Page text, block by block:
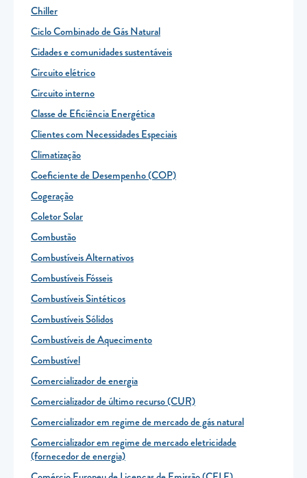
Chiller
Ciclo Combinado de Gás Natural
Cidades e comunidades sustentáveis
Circuito elétrico
Circuito interno
Classe de Eficiência Energética
Clientes com Necessidades Especiais
Climatização
Coeficiente de Desempenho (COP)
Cogeração
Coletor Solar
Combustão
Combustíveis Alternativos
Combustíveis Fósseis
Combustíveis Sintéticos
Combustíveis Sólidos
Combustíveis de Aquecimento
Combustível
Comercializador de energia
Comercializador de último recurso (CUR)
Comercializador em regime de mercado de gás natural
Comercializador em regime de mercado eletricidade
(fornecedor de energia)